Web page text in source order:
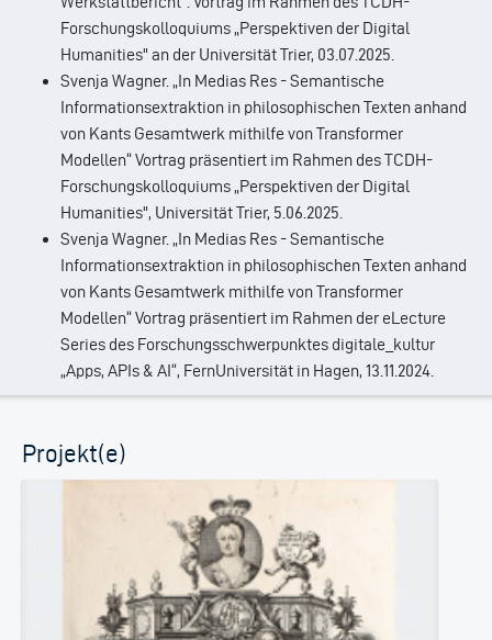
Forschungskolloquiums „Perspektiven der Digital
Humanities" an der Universität Trier, 03.07.2025.
Svenja Wagner. „In Medias Res - Semantische
Informationsextraktion in philosophischen Texten anhand
von Kants Gesamtwerk mithilfe von Transformer
Modellen“ Vortrag präsentiert im Rahmen des TCDH-
Forschungskolloquiums „Perspektiven der Digital
Humanities", Universität Trier, 5.06.2025.
Svenja Wagner. „In Medias Res - Semantische
Informationsextraktion in philosophischen Texten anhand
von Kants Gesamtwerk mithilfe von Transformer
Modellen“ Vortrag präsentiert im Rahmen der eLecture
Series des Forschungsschwerpunktes digitale_kultur
„Apps, APIs & AI“, FernUniversität in Hagen, 13.11.2024.
Projekt(e)